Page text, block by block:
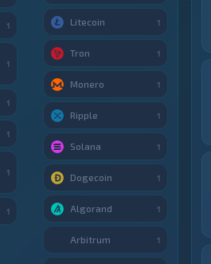
1
1
1
1
1
1
Litecoin 1
Tron 1
Monero 1
Ripple 1
Solana 1
Dogecoin 1
Algorand 1
Arbitrum 1